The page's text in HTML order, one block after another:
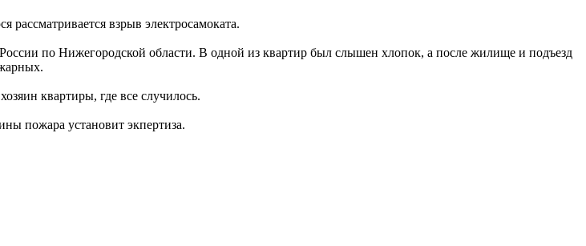
взрыв электросамоката.
по Нижегородской области. В одной из квартир был слышен хлопок, а после жилище и подъезд
квартиры, где все случилось.
пожара установит экпертиза.